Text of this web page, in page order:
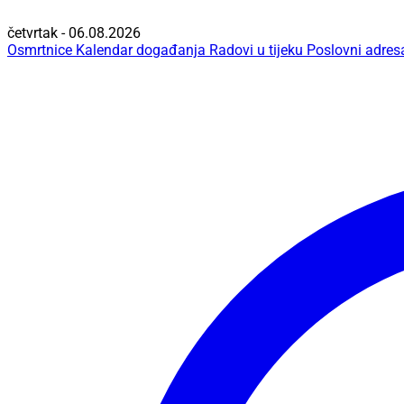
četvrtak - 06.08.2026
Osmrtnice Kalendar događanja Radovi u tijeku Poslovni